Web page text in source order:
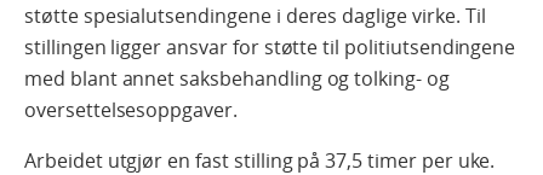
støtte spesialutsendingene i deres daglige virke. Til
stillingen ligger ansvar for støtte til politiutsendingene
med blant annet saksbehandling og tolking- og
oversettelsesoppgaver.
Arbeidet utgjør en fast stilling på 37,5 timer per uke.